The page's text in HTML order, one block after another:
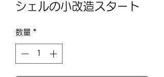
シェルの小改造スタート
数量 *